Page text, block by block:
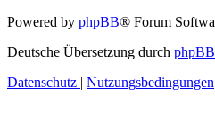
Powered by phpBB® Forum
Deutsche Übersetzung durch
Datenschutz | Nutzungsbedingungen